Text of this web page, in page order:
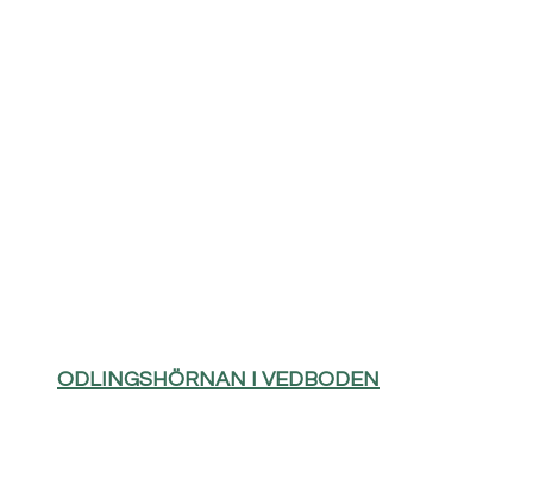
ODLINGSHÖRNAN I VEDBODEN